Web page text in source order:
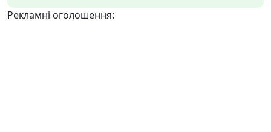
Рекламні оголошення: